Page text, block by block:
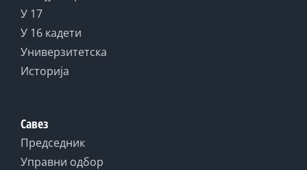
У 17
У 16 кадети
Универзитетска
Историја
Савез
Председник
Управни одбор